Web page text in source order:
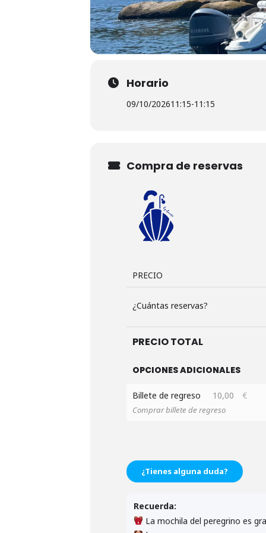
Horario
09/10/202611:15-11:15
Compra de reservas
PRECIO
¿Cuántas reservas?
PRECIO TOTAL
OPCIONES ADICIONALES
Billete de regreso 10,00 €
Comprar billete de regreso
¿Tienes alguna duda?
Recuerda:
La mochila del peregrino es